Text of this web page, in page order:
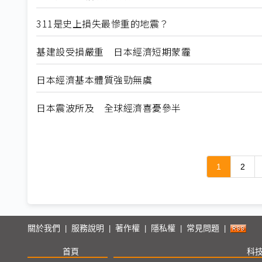
311是史上損失最慘重的地震？
基建設受損嚴重 日本經濟短期蒙霾
日本經濟基本體質強勁無虞
日本震波所及 全球經濟喜憂參半
1 2
關於我們 服務說明 著作權 隱私權 常見問題
首頁 科